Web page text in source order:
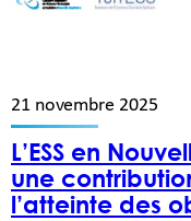
21 novembre 2025
L’ESS en
une
l’atteinte des